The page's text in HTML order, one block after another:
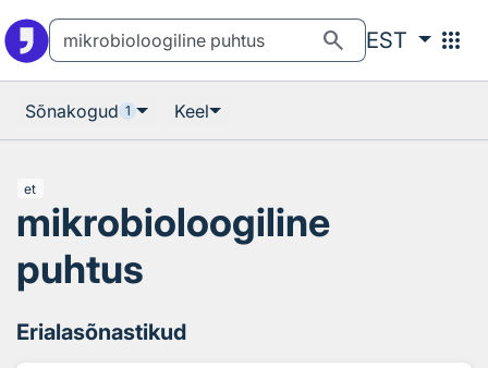
search EST apps
Sõnakogud 1 Keel
et
mikrobioloogiline
puhtus
Erialasõnastikud